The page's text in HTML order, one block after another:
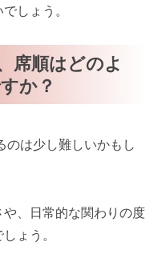
しょう。
席順はどのよ
か？
のは少し難しいかもし
、日常的な関わりの度
ょう。